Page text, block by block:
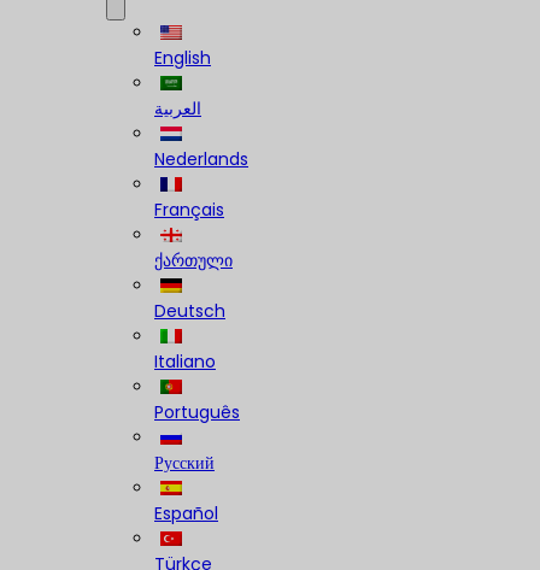
English
العربية
Nederlands
Français
ქართული
Deutsch
Italiano
Português
Русский
Español
Türkçe